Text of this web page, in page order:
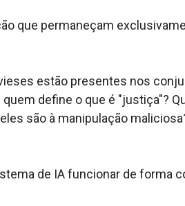
que permaneçam
estão presentes nos
define o que é "justiça"?
são à manipulação
de IA funcionar de forma